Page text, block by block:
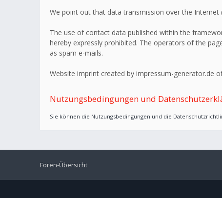
We point out that data transmission over the
The use of contact data published within the
hereby expressly prohibited. The operators of the
as spam e-mails.
Website imprint created by impressum-generator.de
Nutzungsbedingungen und
Sie können die Nutzungsbedingungen und die
Foren-Übersicht